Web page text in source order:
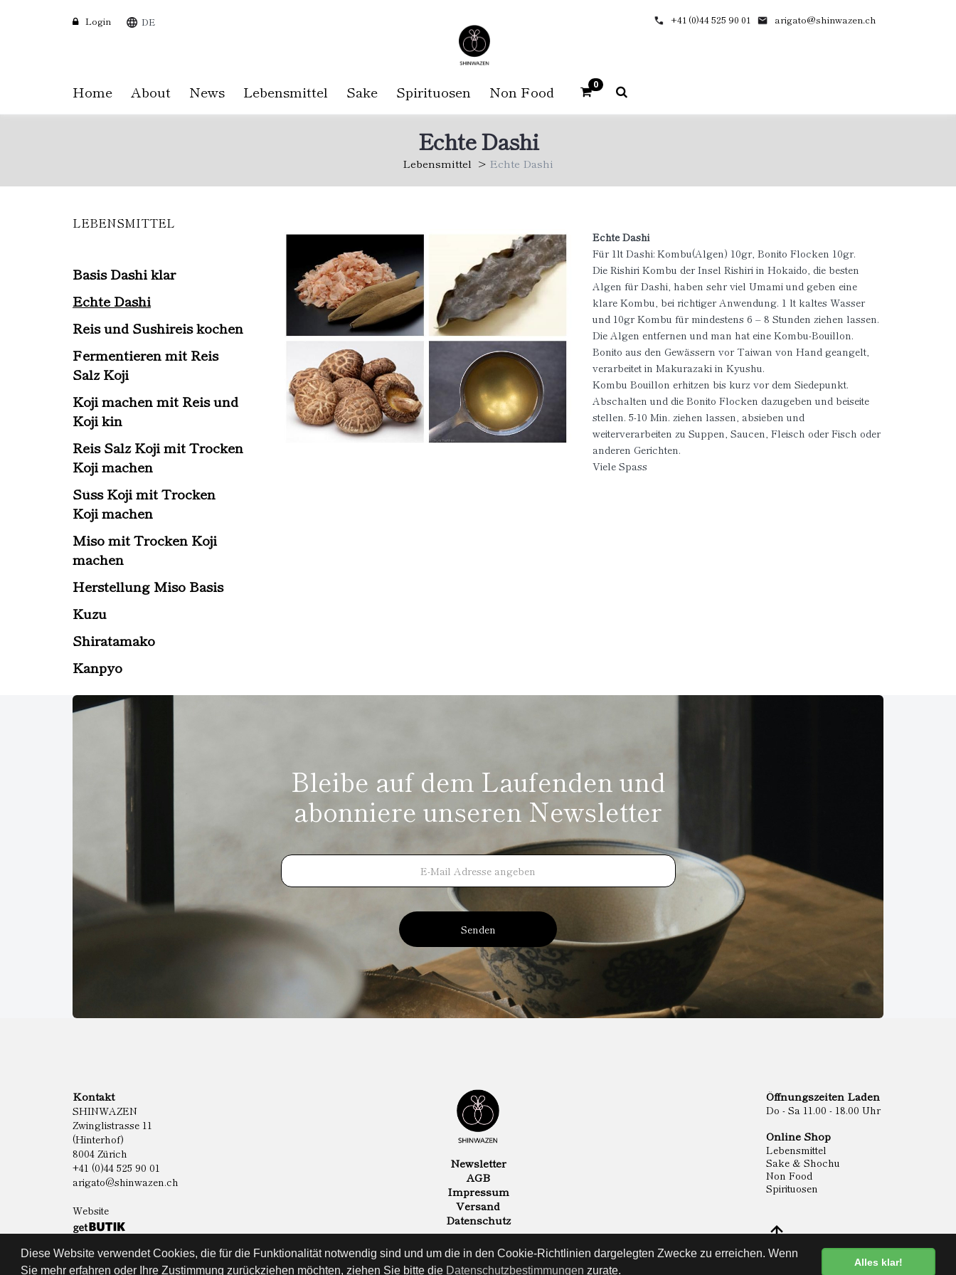
Diese Website verwendet Cookies, die für die Funktionalität notwendig sind und um die in den Cookie-Richtlinien dargelegten Zwecke zu erreichen. Wenn
Sie mehr erfahren oder Ihre Zustimmung zurückziehen möchten, ziehen Sie bitte die Datenschutzbestimmungen zurate.
Alles klar!
DE
Login +41 (0)44 525 90 01 arigato@shinwazen.ch
Home About News Lebensmittel Sake Spirituosen Non Food 0
Echte Dashi
Lebensmittel Echte Dashi
LEBENSMITTEL
Basis Dashi klar
Echte Dashi
Reis und Sushireis kochen
Fermentieren mit Reis
Salz Koji
Koji machen mit Reis und
Koji kin
Reis Salz Koji mit Trocken
Koji machen
Süss Koji mit Trocken
Koji machen
Miso mit Trocken Koji
machen
Herstellung Miso Basis
Kuzu
Shiratamako
Kanpyo
Echte Dashi
Für 1lt Dashi: Kombu(Algen) 10gr, Bonito Flocken 10gr.
Die Rishiri Kombu der Insel Rishiri in Hokaido, die besten
Algen für Dashi, haben sehr viel Umami und geben eine
klare Kombu, bei richtiger Anwendung. 1 lt kaltes Wasser
und 10gr Kombu für mindestens 6 – 8 Stunden ziehen lassen.
Die Algen entfernen und man hat eine Kombu-Bouillon.
Bonito aus den Gewässern vor Taiwan von Hand geangelt,
verarbeitet in Makurazaki in Kyushu.
Kombu Bouillon erhitzen bis kurz vor dem Siedepunkt.
Abschalten und die Bonito Flocken dazugeben und beiseite
stellen. 5-10 Min. ziehen lassen, absieben und
weiterverarbeiten zu Suppen, Saucen, Fleisch oder Fisch oder
anderen Gerichten.
Viele Spass
Bleibe auf dem Laufenden und
abonniere unseren Newsletter
Senden
Kontakt
SHINWAZEN
Zwinglistrasse 11
(Hinterhof)
8004 Zürich
+41 (0)44 525 90 01
arigato@shinwazen.ch
Website
Newsletter
AGB
Impressum
Versand
Datenschutz
Öffnungszeiten Laden
Do - Sa 11.00 - 18.00 Uhr
Online Shop
Lebensmittel
Sake & Shochu
Non Food
Spirituosen